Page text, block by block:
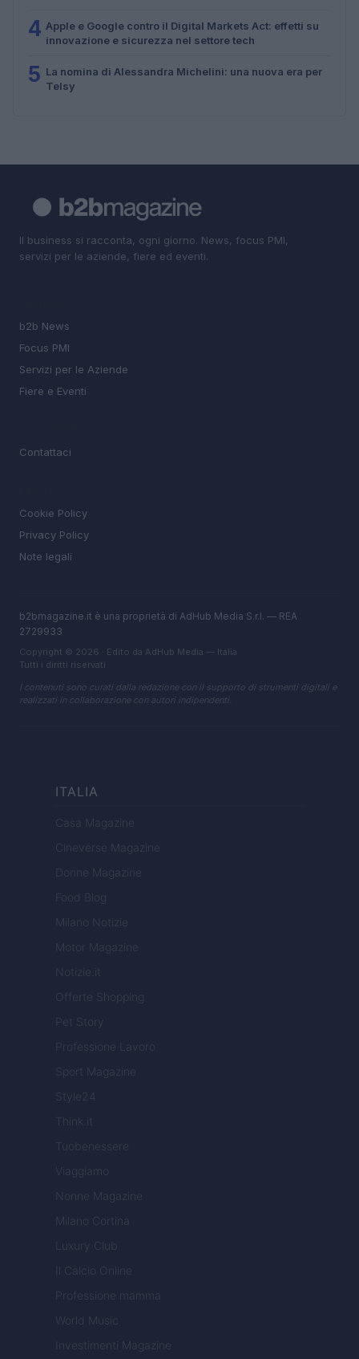
4 Apple e Google contro il Digital Markets Act: effetti su
innovazione e sicurezza nel settore tech
5 La nomina di Alessandra Michelini: una nuova era per
Telsy
Il business si racconta, ogni giorno. News, focus PMI,
servizi per le aziende, fiere ed eventi.
b2b News
Focus PMI
Servizi per le Aziende
Fiere e Eventi
Contattaci
Cookie Policy
Privacy Policy
Note legali
b2bmagazine.it è una proprietà di AdHub Media S.r.l. — REA
2729933
Copyright © 2026 · Edito da AdHub Media — Italia
Tutti i diritti riservati
I contenuti sono curati dalla redazione con il supporto di strumenti digitali e
realizzati in collaborazione con autori indipendenti.
ITALIA
Casa Magazine
Cineverse Magazine
Donne Magazine
Food Blog
Milano Notizie
Motor Magazine
Notizie.it
Offerte Shopping
Pet Story
Professione Lavoro
Sport Magazine
Style24
Think.it
Tuobenessere
Viaggiamo
Nonne Magazine
Milano Cortina
Luxury Club
Il Calcio Online
Professione mamma
World Music
Investimenti Magazine